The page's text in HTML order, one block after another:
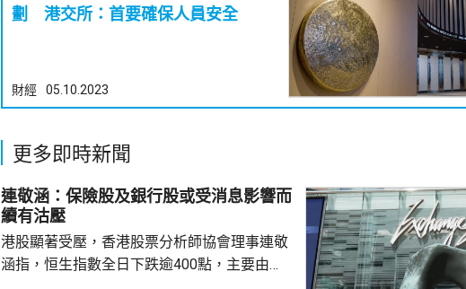
劃 港交所：首要確保人員安全
財經 05.10.2023
更多即時新聞
連敬涵：保險股及銀行股或受消息影響而
續有沽壓
港股顯著受壓，香港股票分析師協會理事連敬
涵指，恒生指數全日下跌逾400點，主要由於